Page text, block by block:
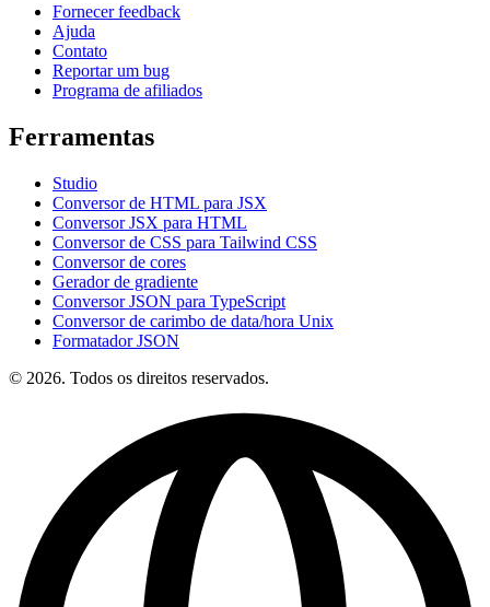
Fornecer feedback
Ajuda
Contato
Reportar um bug
Programa de afiliados
Ferramentas
Studio
Conversor de HTML para JSX
Conversor JSX para HTML
Conversor de CSS para Tailwind CSS
Conversor de cores
Gerador de gradiente
Conversor JSON para TypeScript
Conversor de carimbo de data/hora Unix
Formatador JSON
© 2026. Todos os direitos reservados.